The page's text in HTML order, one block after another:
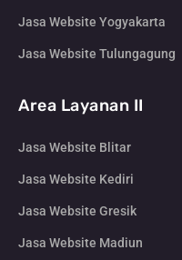
Jasa Website Yogyakarta
Jasa Website Tulungagung
Area Layanan II
Jasa Website Blitar
Jasa Website Kediri
Jasa Website Gresik
Jasa Website Madiun